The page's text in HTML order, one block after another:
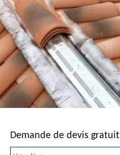
Demande de devis gratuit